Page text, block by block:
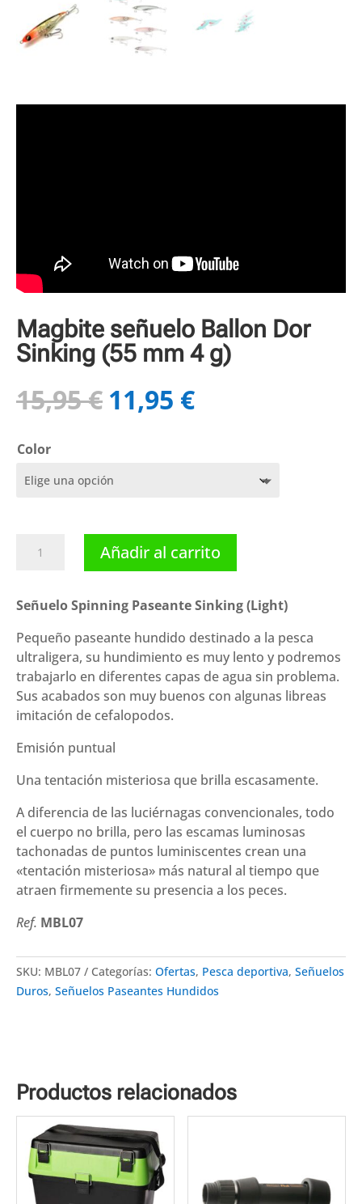
Magbite señuelo Ballon Dor
Sinking (55 mm 4 g)
15,95€ El
precio
15,95 €.
11,95 €El
precio
11,95 €.
Color
señuelo
Dor
(55
mm
4
g)
cantidad
Añadir al carrito
Señuelo Spinning Paseante Sinking (Light)
Pequeño paseante hundido destinado a la pesca
ultraligera, su hundimiento es muy lento y podremos
trabajarlo en diferentes capas de agua sin problema.
Sus acabados son muy buenos con algunas libreas
imitación de cefalopodos.
Emisión puntual
Una tentación misteriosa que brilla escasamente.
A diferencia de las luciérnagas convencionales, todo
el cuerpo no brilla, pero las escamas luminosas
tachonadas de puntos luminiscentes crean una
«tentación misteriosa» más natural al tiempo que
atraen firmemente su presencia a los peces.
Ref. MBL07
SKU: MBL07 Categorías: Ofertas, Pesca deportiva, Señuelos
Duros, Señuelos Paseantes Hundidos
Productos relacionados